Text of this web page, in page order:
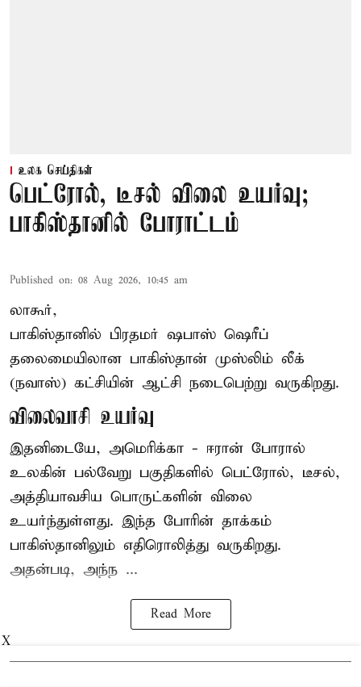
உலக செய்திகள்
பெட்ரோல், டீசல் விலை உயர்வு;
பாகிஸ்தானில் போராட்டம்
Published on: 08 Aug 2026, 10:45 am
லாகூர்,
பாகிஸ்தானில் பிரதமர் ஷபாஸ் ஷெரீப்
தலைமையிலான பாகிஸ்தான் முஸ்லிம் லீக்
(நவாஸ்) கட்சியின் ஆட்சி நடைபெற்று வருகிறது.
விலைவாசி உயர்வு
இதனிடையே, அமெரிக்கா - ஈரான் போரால்
உலகின் பல்வேறு பகுதிகளில் பெட்ரோல், டீசல்,
அத்தியாவசிய பொருட்களின் விலை
உயர்ந்துள்ளது. இந்த போரின் தாக்கம்
பாகிஸ்தானிலும் எதிரொலித்து வருகிறது.
அதன்படி, அந்ந ...
Read More
X